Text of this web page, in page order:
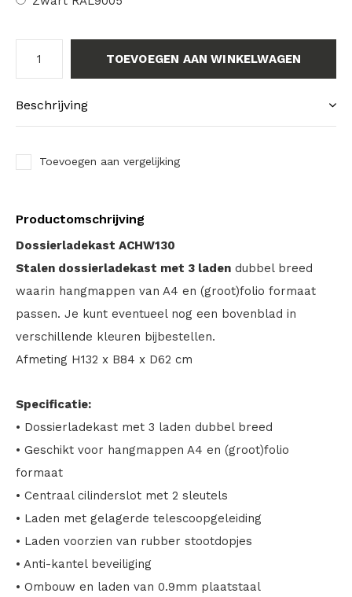
TOEVOEGEN AAN WINKELWAGEN
Beschrijving
Toevoegen aan vergelijking
Productomschrijving
Dossierladekast ACHW130
Stalen dossierladekast met 3 laden dubbel breed
waarin hangmappen van A4 en (groot)folio formaat
passen. Je kunt eventueel nog een bovenblad in
verschillende kleuren bijbestellen.
Afmeting H132 x B84 x D62 cm
Specificatie:
• Dossierladekast met 3 laden dubbel breed
• Geschikt voor hangmappen A4 en (groot)folio
formaat
• Centraal cilinderslot met 2 sleutels
• Laden met gelagerde telescoopgeleiding
• Laden voorzien van rubber stootdopjes
• Anti-kantel beveiliging
• Ombouw en laden van 0.9mm plaatstaal